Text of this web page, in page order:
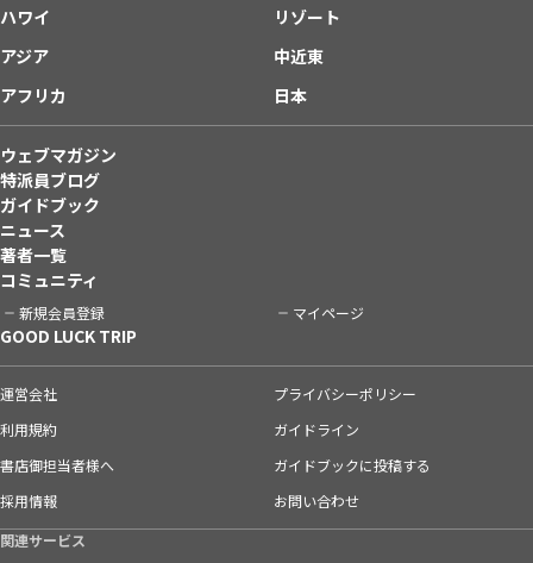
ハワイ
リゾート
アジア
中近東
アフリカ
日本
ウェブマガジン
特派員ブログ
ガイドブック
ニュース
著者一覧
コミュニティ
新規会員登録 マイページ
GOOD LUCK TRIP
運営会社
プライバシーポリシー
利用規約
ガイドライン
書店御担当者様へ
ガイドブックに投稿する
採用情報
お問い合わせ
関連サービス